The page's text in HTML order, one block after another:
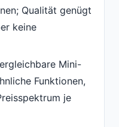
Qualität genügt
keine
Mini-
Funktionen,
je